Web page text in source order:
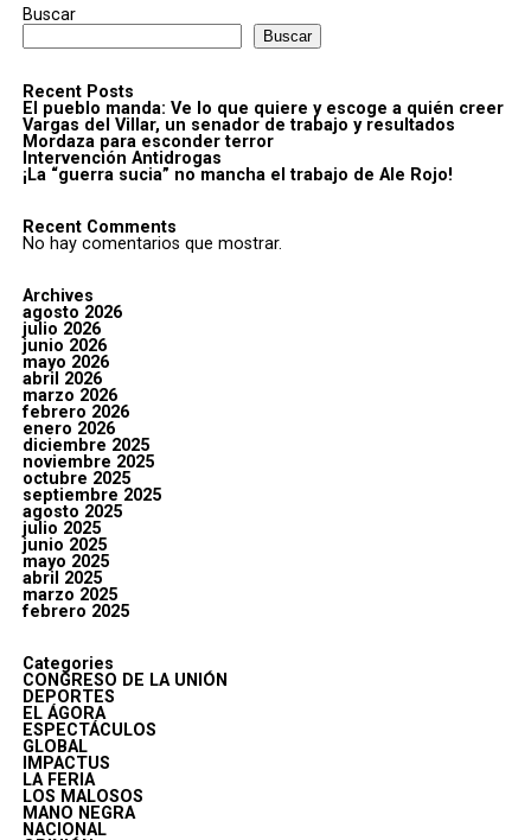
Buscar
Buscar
Recent Posts
El pueblo manda: Ve lo que quiere y escoge a quién creer
Vargas del Villar, un senador de trabajo y resultados
Mordaza para esconder terror
Intervención Antidrogas
¡La “guerra sucia” no mancha el trabajo de Ale Rojo!
Recent Comments
No hay comentarios que mostrar.
Archives
agosto 2026
julio 2026
junio 2026
mayo 2026
abril 2026
marzo 2026
febrero 2026
enero 2026
diciembre 2025
noviembre 2025
octubre 2025
septiembre 2025
agosto 2025
julio 2025
junio 2025
mayo 2025
abril 2025
marzo 2025
febrero 2025
Categories
CONGRESO DE LA UNIÓN
DEPORTES
EL ÁGORA
ESPECTÁCULOS
GLOBAL
IMPACTUS
LA FERIA
LOS MALOSOS
MANO NEGRA
NACIONAL